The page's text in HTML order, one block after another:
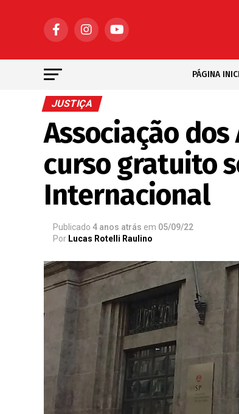
PÁGINA
JUSTIÇA
Associação
curso gratuito
Internacional
Publicado 4 anos atrás em 05/09/22
Por Lucas Rotelli Raulino